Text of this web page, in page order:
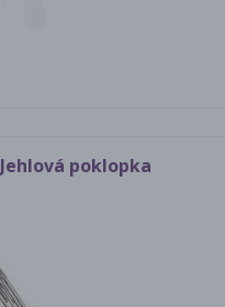
Jehlová poklopka